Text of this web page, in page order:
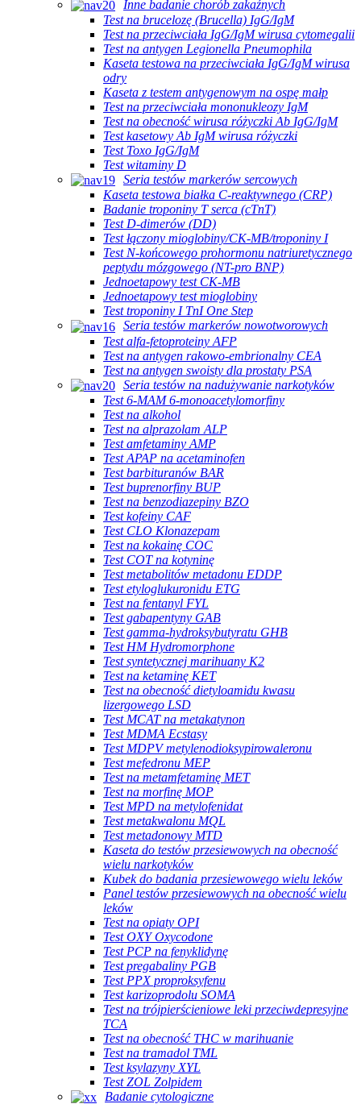
Inne badanie chorób zakaźnych
Test na brucelozę (Brucella) IgG/IgM
Test na przeciwciała IgG/IgM wirusa cytomegalii
Test na antygen Legionella Pneumophila
Kaseta testowa na przeciwciała IgG/IgM wirusa
odry
Kaseta z testem antygenowym na ospę małp
Test na przeciwciała mononukleozy IgM
Test na obecność wirusa różyczki Ab IgG/IgM
Test kasetowy Ab IgM wirusa różyczki
Test Toxo IgG/IgM
Test witaminy D
Seria testów markerów sercowych
Kaseta testowa białka C-reaktywnego (CRP)
Badanie troponiny T serca (cTnT)
Test D-dimerów (DD)
Test łączony mioglobiny/CK-MB/troponiny I
Test N-końcowego prohormonu natriuretycznego
peptydu mózgowego (NT-pro BNP)
Jednoetapowy test CK-MB
Jednoetapowy test mioglobiny
Test troponiny I TnI One Step
Seria testów markerów nowotworowych
Test alfa-fetoproteiny AFP
Test na antygen rakowo-embrionalny CEA
Test na antygen swoisty dla prostaty PSA
Seria testów na nadużywanie narkotyków
Test 6-MAM 6-monoacetylomorfiny
Test na alkohol
Test na alprazolam ALP
Test amfetaminy AMP
Test APAP na acetaminofen
Test barbituranów BAR
Test buprenorfiny BUP
Test na benzodiazepiny BZO
Test kofeiny CAF
Test CLO Klonazepam
Test na kokainę COC
Test COT na kotyninę
Test metabolitów metadonu EDDP
Test etyloglukuronidu ETG
Test na fentanyl FYL
Test gabapentyny GAB
Test gamma-hydroksybutyratu GHB
Test HM Hydromorphone
Test syntetycznej marihuany K2
Test na ketaminę KET
Test na obecność dietyloamidu kwasu
lizergowego LSD
Test MCAT na metakatynon
Test MDMA Ecstasy
Test MDPV metylenodioksypirowaleronu
Test mefedronu MEP
Test na metamfetaminę MET
Test na morfinę MOP
Test MPD na metylofenidat
Test metakwalonu MQL
Test metadonowy MTD
Kaseta do testów przesiewowych na obecność
wielu narkotyków
Kubek do badania przesiewowego wielu leków
Panel testów przesiewowych na obecność wielu
leków
Test na opiaty OPI
Test OXY Oxycodone
Test PCP na fenyklidynę
Test pregabaliny PGB
Test PPX proproksyfenu
Test karizoprodolu SOMA
Test na trójpierścieniowe leki przeciwdepresyjne
TCA
Test na obecność THC w marihuanie
Test na tramadol TML
Test ksylazyny XYL
Test ZOL Zolpidem
Badanie cytologiczne